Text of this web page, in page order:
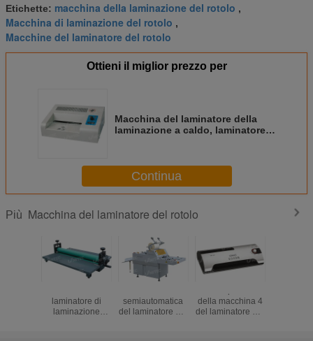
Etichette: macchina della laminazione del rotolo ,
Macchina di laminazione del rotolo ,
Macchine del laminatore del rotolo
Ottieni il miglior prezzo per
Macchina del laminatore della
laminazione a caldo, laminatore
del sacchetto di 6 rulli
Continua
Più Macchina del laminatore del rotolo
laminatore di
laminazione
semiautomatica
del laminatore del
della macchina 4
del laminatore del